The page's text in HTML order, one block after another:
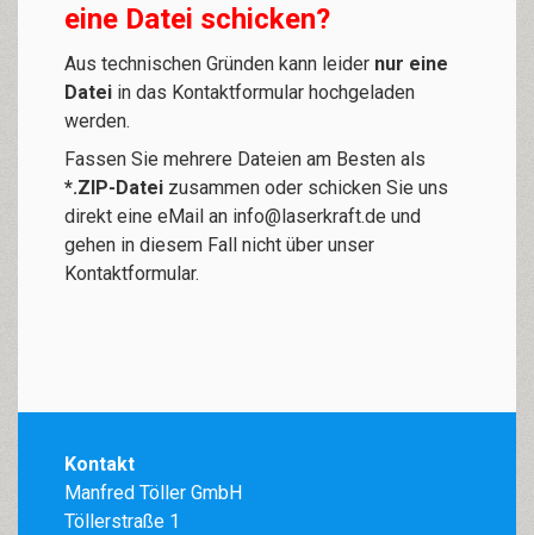
eine Datei schicken?
Aus technischen Gründen kann leider nur eine
Datei in das Kontaktformular hochgeladen
werden.
Fassen Sie mehrere Dateien am Besten als
*.ZIP-Datei zusammen oder schicken Sie uns
direkt eine eMail an info@laserkraft.de und
gehen in diesem Fall nicht über unser
Kontaktformular.
Kontakt
Manfred Töller GmbH
Töllerstraße 1